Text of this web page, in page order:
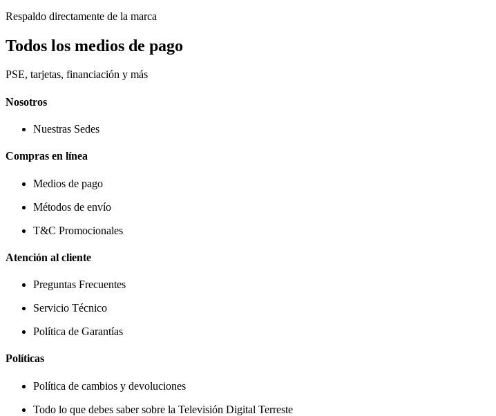
Respaldo directamente de la marca
Todos los medios de pago
PSE, tarjetas, financiación y más
Nosotros
Nuestras Sedes
Compras en línea
Medios de pago
Métodos de envío
T&C Promocionales
Atención al cliente
Preguntas Frecuentes
Servicio Técnico
Política de Garantías
Políticas
Política de cambios y devoluciones
Todo lo que debes saber sobre la Televisión Digital Terreste